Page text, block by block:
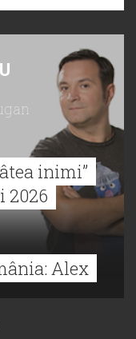
inimi”
2026
Alex